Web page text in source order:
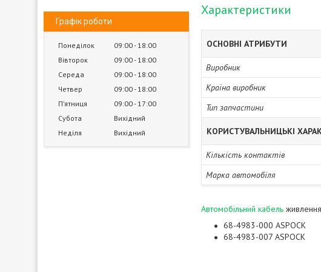
Графік роботи
Понеділок 09:00 18:00
Вівторок
09:00 18:00
Середа
09:00 18:00
Четвер
09:00 18:00
Пʼятниця
09:00 17:00
Субота
Вихідний
Неділя
Вихідний
Характеристики
ОСНОВНІ АТРИБУТИ
Виробник
Країна виробник
Тип запчастини
КОРИСТУВАЛЬНИЦЬКІ
Кількість контактів
Марка автомобіля
Автомобільний кабель
68-4983-000 ASPOCK
68-4983-007 ASPOCK